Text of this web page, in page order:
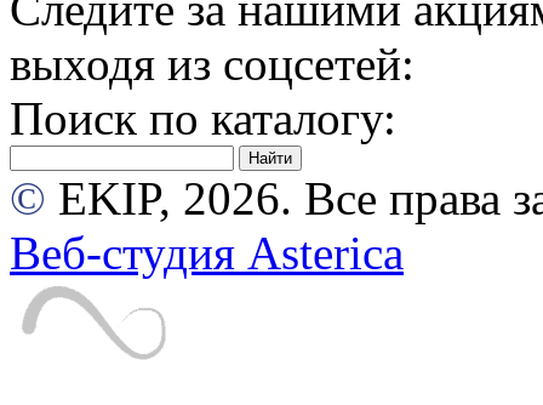
выходя из соцсетей:
Поиск по каталогу:
© EKIP, 2026. Все права
Веб-студия Asterica